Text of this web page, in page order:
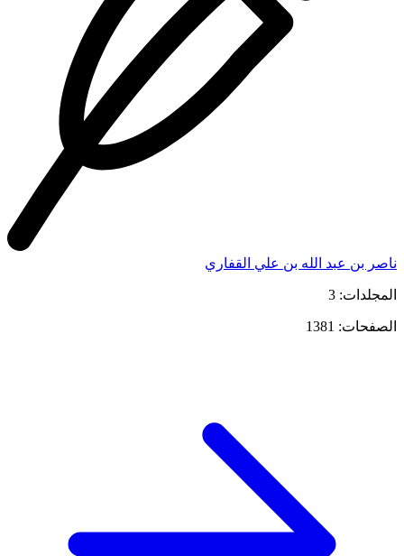
ناصر بن عبد الله بن علي القفاري
المجلدات: 3
الصفحات: 1381